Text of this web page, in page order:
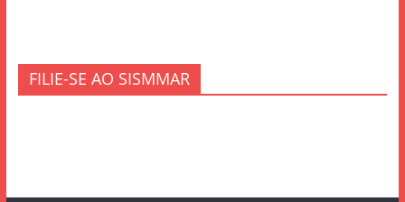
FILIE-SE AO SISMMAR